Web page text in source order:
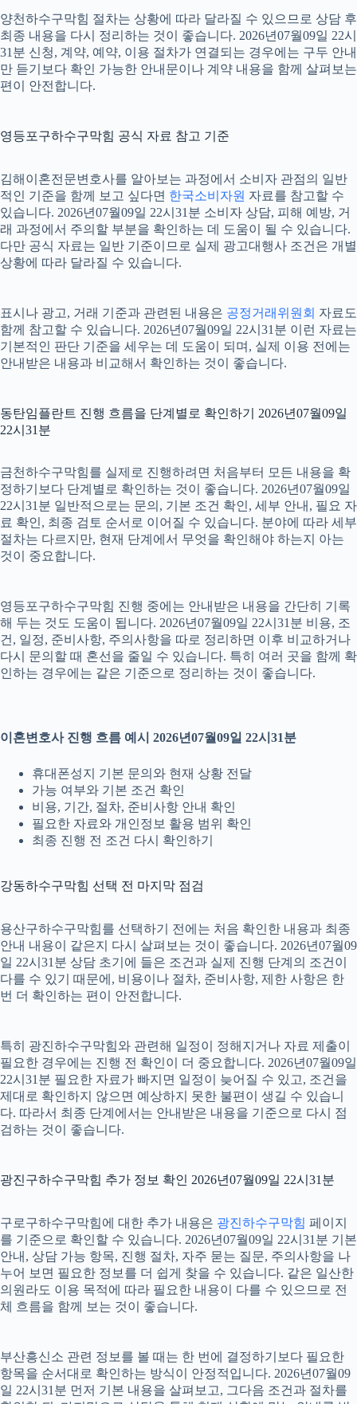
양천하수구막힘 절차는 상황에 따라 달라질 수 있으므로 상담 후
최종 내용을 다시 정리하는 것이 좋습니다. 2026년07월09일 22시
31분 신청, 계약, 예약, 이용 절차가 연결되는 경우에는 구두 안내
만 듣기보다 확인 가능한 안내문이나 계약 내용을 함께 살펴보는
편이 안전합니다.
영등포구하수구막힘 공식 자료 참고 기준
김해이혼전문변호사를 알아보는 과정에서 소비자 관점의 일반
적인 기준을 함께 보고 싶다면 한국소비자원 자료를 참고할 수
있습니다. 2026년07월09일 22시31분 소비자 상담, 피해 예방, 거
래 과정에서 주의할 부분을 확인하는 데 도움이 될 수 있습니다.
다만 공식 자료는 일반 기준이므로 실제 광고대행사 조건은 개별
상황에 따라 달라질 수 있습니다.
표시나 광고, 거래 기준과 관련된 내용은 공정거래위원회 자료도
함께 참고할 수 있습니다. 2026년07월09일 22시31분 이런 자료는
기본적인 판단 기준을 세우는 데 도움이 되며, 실제 이용 전에는
안내받은 내용과 비교해서 확인하는 것이 좋습니다.
동탄임플란트 진행 흐름을 단계별로 확인하기 2026년07월09일
22시31분
금천하수구막힘를 실제로 진행하려면 처음부터 모든 내용을 확
정하기보다 단계별로 확인하는 것이 좋습니다. 2026년07월09일
22시31분 일반적으로는 문의, 기본 조건 확인, 세부 안내, 필요 자
료 확인, 최종 검토 순서로 이어질 수 있습니다. 분야에 따라 세부
절차는 다르지만, 현재 단계에서 무엇을 확인해야 하는지 아는
것이 중요합니다.
영등포구하수구막힘 진행 중에는 안내받은 내용을 간단히 기록
해 두는 것도 도움이 됩니다. 2026년07월09일 22시31분 비용, 조
건, 일정, 준비사항, 주의사항을 따로 정리하면 이후 비교하거나
다시 문의할 때 혼선을 줄일 수 있습니다. 특히 여러 곳을 함께 확
인하는 경우에는 같은 기준으로 정리하는 것이 좋습니다.
이혼변호사 진행 흐름 예시 2026년07월09일 22시31분
휴대폰성지 기본 문의와 현재 상황 전달
가능 여부와 기본 조건 확인
비용, 기간, 절차, 준비사항 안내 확인
필요한 자료와 개인정보 활용 범위 확인
최종 진행 전 조건 다시 확인하기
강동하수구막힘 선택 전 마지막 점검
용산구하수구막힘를 선택하기 전에는 처음 확인한 내용과 최종
안내 내용이 같은지 다시 살펴보는 것이 좋습니다. 2026년07월09
일 22시31분 상담 초기에 들은 조건과 실제 진행 단계의 조건이
다를 수 있기 때문에, 비용이나 절차, 준비사항, 제한 사항은 한
번 더 확인하는 편이 안전합니다.
특히 광진하수구막힘와 관련해 일정이 정해지거나 자료 제출이
필요한 경우에는 진행 전 확인이 더 중요합니다. 2026년07월09일
22시31분 필요한 자료가 빠지면 일정이 늦어질 수 있고, 조건을
제대로 확인하지 않으면 예상하지 못한 불편이 생길 수 있습니
다. 따라서 최종 단계에서는 안내받은 내용을 기준으로 다시 점
검하는 것이 좋습니다.
광진구하수구막힘 추가 정보 확인 2026년07월09일 22시31분
구로구하수구막힘에 대한 추가 내용은 광진하수구막힘 페이지
를 기준으로 확인할 수 있습니다. 2026년07월09일 22시31분 기본
안내, 상담 가능 항목, 진행 절차, 자주 묻는 질문, 주의사항을 나
누어 보면 필요한 정보를 더 쉽게 찾을 수 있습니다. 같은 일산한
의원라도 이용 목적에 따라 필요한 내용이 다를 수 있으므로 전
체 흐름을 함께 보는 것이 좋습니다.
부산흥신소 관련 정보를 볼 때는 한 번에 결정하기보다 필요한
항목을 순서대로 확인하는 방식이 안정적입니다. 2026년07월09
일 22시31분 먼저 기본 내용을 살펴보고, 그다음 조건과 절차를